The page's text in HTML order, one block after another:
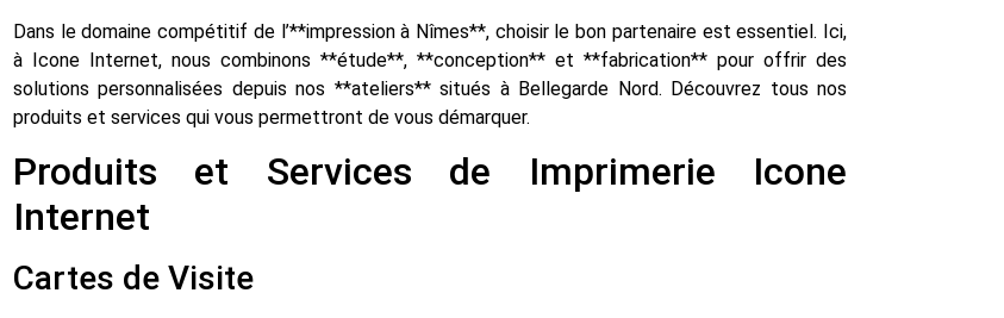
Dans le domaine compétitif de l’**impression à Nîmes**, choisir le bon partenaire est essentiel. Ici,
à Icone Internet, nous combinons **étude**, **conception** et **fabrication** pour offrir des
solutions personnalisées depuis nos **ateliers** situés à Bellegarde Nord. Découvrez tous nos
produits et services qui vous permettront de vous démarquer.
Produits et Services de Imprimerie Icone
Internet
Cartes de Visite